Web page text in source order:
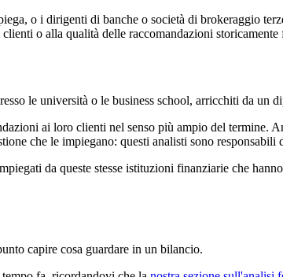
o i dirigenti di banche o società di brokeraggio
o alla qualità delle raccomandazioni
le università o le business school, arricchiti da un
ai loro clienti nel senso più ampio del termine.
che le impiegano: questi analisti sono
da queste stesse istituzioni finanziarie che
capire cosa guardare in un bilancio.